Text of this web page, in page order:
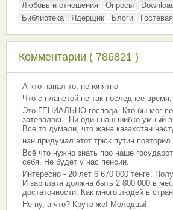
Любовь и отношения
Опросы
Библиотека
Ядерщик Блоги Гостевая
Комментарии ( 786821 )
А кто напал то, непонятно
Что с планетой не так последнее
Это ГЕНИАЛЬНО господа. Кто бы мог
затевалось. Ни один наш шибко умный
Все то думали, что жана казахстан
нан придумал этот трюк путин повторил
Всё что нужно знать про наше
себя. Не будет у нас пенсии.
Интересно - 20 лет 6 670 000 тенге.
И зарплата должна быть 2 800 000 в
достаточности. Как много людей в
Не ну, а что? Круто же! Молодцы!